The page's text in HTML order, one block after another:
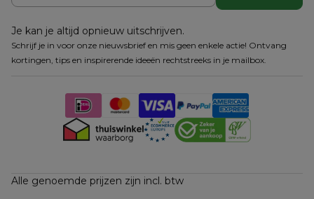
Je kan je altijd opnieuw uitschrijven.
Schrijf je in voor onze nieuwsbrief en mis geen enkele actie! Ontvang
kortingen, tips en inspirerende ideeën rechtstreeks in je mailbox.
Alle genoemde prijzen zijn incl. btw